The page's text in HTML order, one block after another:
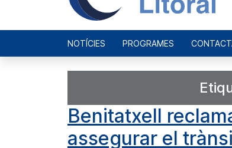
NOTÍCIES PROGRAMES
Benitatxell
assegurar el